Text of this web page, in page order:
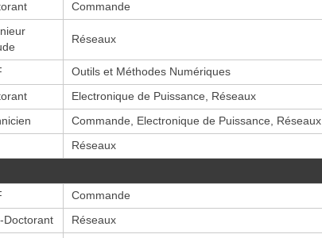
Commande
Réseaux
Outils et Méthodes Numériques
Electronique de Puissance, Réseaux
Commande, Electronique de Puissance, Réseaux
Réseaux
Commande
Doctorant Réseaux